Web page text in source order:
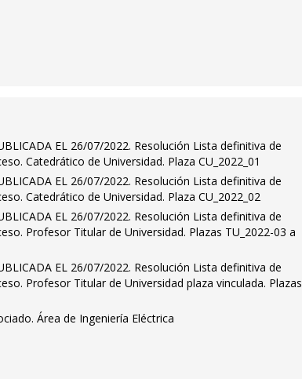
EL 26/07/2022. Resolución Lista definitiva de
Catedrático de Universidad. Plaza CU_2022_01
EL 26/07/2022. Resolución Lista definitiva de
Catedrático de Universidad. Plaza CU_2022_02
EL 26/07/2022. Resolución Lista definitiva de
Profesor Titular de Universidad. Plazas TU_2022-03 a
EL 26/07/2022. Resolución Lista definitiva de
Profesor Titular de Universidad plaza vinculada. Plazas
Área de Ingeniería Eléctrica